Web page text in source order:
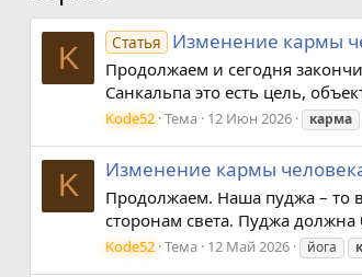
K Статья Изменение кармы
Продолжаем и сегодня
Санкальпа это есть цель,
Kode52 Тема 12 Июн 2026 карма
K Изменение кармы
Продолжаем. Наша пуджа – то
сторонам света. Пуджа
Kode52 Тема 12 Май 2026 йога